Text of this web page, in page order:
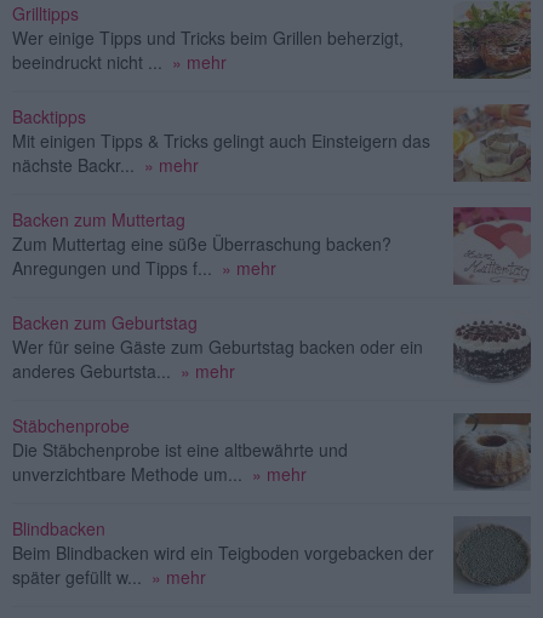
Grilltipps
Wer einige Tipps und Tricks beim Grillen beherzigt,
beeindruckt nicht ... » mehr
Backtipps
Mit einigen Tipps & Tricks gelingt auch Einsteigern das
nächste Backr... » mehr
Backen zum Muttertag
Zum Muttertag eine süße Überraschung backen?
Anregungen und Tipps f... » mehr
Backen zum Geburtstag
Wer für seine Gäste zum Geburtstag backen oder ein
anderes Geburtsta... » mehr
Stäbchenprobe
Die Stäbchenprobe ist eine altbewährte und
unverzichtbare Methode um... » mehr
Blindbacken
Beim Blindbacken wird ein Teigboden vorgebacken der
später gefüllt w... » mehr